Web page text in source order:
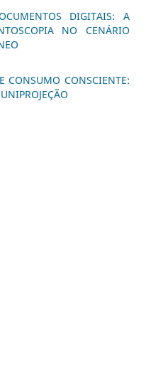
DIGITAIS: A
NO CENÁRIO
CONSUMO CONSCIENTE: